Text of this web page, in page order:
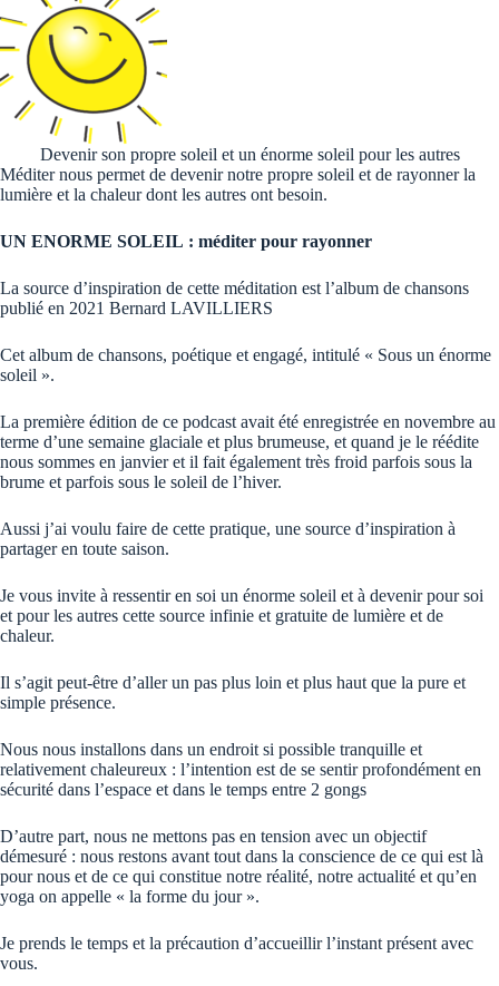
Devenir son propre soleil et un énorme soleil pour les autres
Méditer nous permet de devenir notre propre soleil et de rayonner la
lumière et la chaleur dont les autres ont besoin.
UN ENORME SOLEIL : méditer pour rayonner
La source d’inspiration de cette méditation est l’album de chansons
publié en 2021 Bernard LAVILLIERS
Cet album de chansons, poétique et engagé, intitulé « Sous un énorme
soleil ».
La première édition de ce podcast avait été enregistrée en novembre au
terme d’une semaine glaciale et plus brumeuse, et quand je le réédite
nous sommes en janvier et il fait également très froid parfois sous la
brume et parfois sous le soleil de l’hiver.
Aussi j’ai voulu faire de cette pratique, une source d’inspiration à
partager en toute saison.
Je vous invite à ressentir en soi un énorme soleil et à devenir pour soi
et pour les autres cette source infinie et gratuite de lumière et de
chaleur.
Il s’agit peut-être d’aller un pas plus loin et plus haut que la pure et
simple présence.
Nous nous installons dans un endroit si possible tranquille et
relativement chaleureux : l’intention est de se sentir profondément en
sécurité dans l’espace et dans le temps entre 2 gongs
D’autre part, nous ne mettons pas en tension avec un objectif
démesuré : nous restons avant tout dans la conscience de ce qui est là
pour nous et de ce qui constitue notre réalité, notre actualité et qu’en
yoga on appelle « la forme du jour ».
Je prends le temps et la précaution d’accueillir l’instant présent avec
vous.